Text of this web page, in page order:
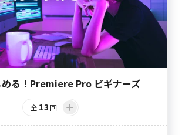
める！Premiere Pro ビギナーズ
全 13回